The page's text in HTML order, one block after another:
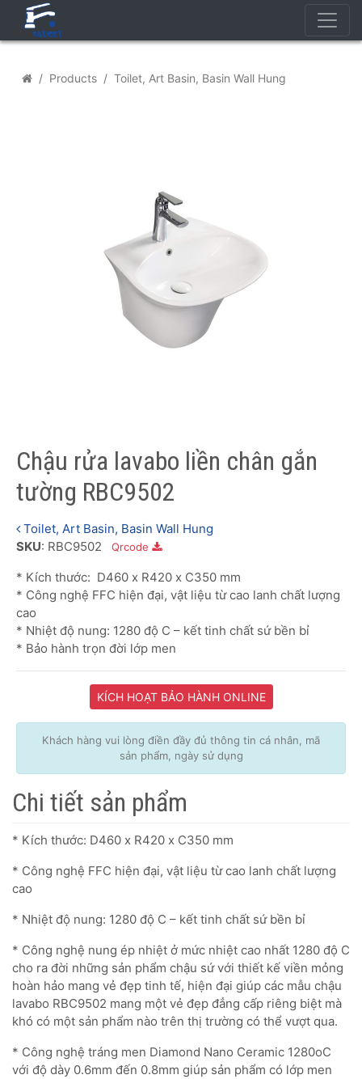
Trang chủ
Products Toilet, Art Basin, Basin Wall Hung
Chậu rửa lavabo liền chân gắn
tường RBC9502
Toilet, Art Basin, Basin Wall Hung
SKU: RBC9502 Qrcode
* Kích thước: D460 x R420 x C350 mm
* Công nghệ FFC hiện đại, vật liệu từ cao lanh chất lượng
cao
* Nhiệt độ nung: 1280 độ C – kết tinh chất sứ bền bỉ
* Bảo hành trọn đời lớp men
KÍCH HOẠT BẢO HÀNH ONLINE
Khách hàng vui lòng điền đầy đủ thông tin cá nhân, mã
sản phẩm, ngày sử dụng
Chi tiết sản phẩm
* Kích thước: D460 x R420 x C350 mm
* Công nghệ FFC hiện đại, vật liệu từ cao lanh chất lượng
cao
* Nhiệt độ nung: 1280 độ C – kết tinh chất sứ bền bỉ
* Công nghệ nung ép nhiệt ở mức nhiệt cao nhất 1280 độ C
cho ra đời những sản phẩm chậu sứ với thiết kế viền mỏng
hoàn hảo mang vẻ đẹp tinh tế, hiện đại giúp các mẫu chậu
lavabo RBC9502 mang một vẻ đẹp đẳng cấp riêng biệt mà
khó có một sản phẩm nào trên thị trường có thể vượt qua.
* Công nghệ tráng men Diamond Nano Ceramic 1280oC
với độ dày 0.6mm đến 0.8mm giúp sản phẩm có lớp men